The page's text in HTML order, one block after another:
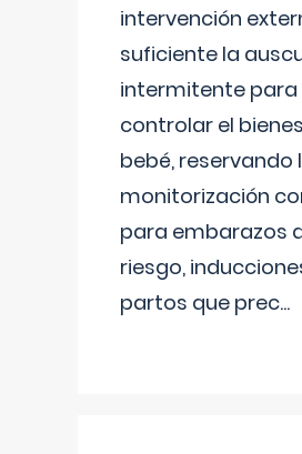
intervención
suficiente la
intermitente para
controlar el
bebé, reservando
monitorización
para embarazos
riesgo,
partos que prec...